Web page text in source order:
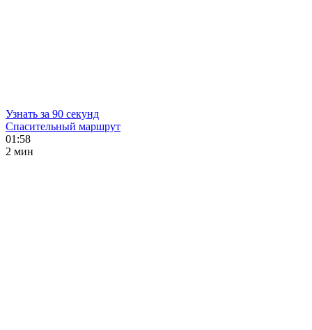
Узнать за 90 секунд
Спасительный маршрут
01:58
2 мин